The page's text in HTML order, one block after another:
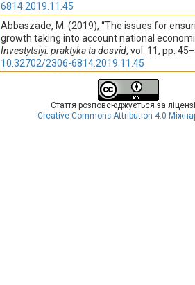
6814.2019.11.45
Abbaszade, M. (2019), “The issues for
growth taking into account national
Investytsiyi: praktyka ta dosvid, vol. 11, pp.
10.32702/2306-6814.2019.11.45
Стаття розповсюджується за
Creative Commons Attribution 4.0